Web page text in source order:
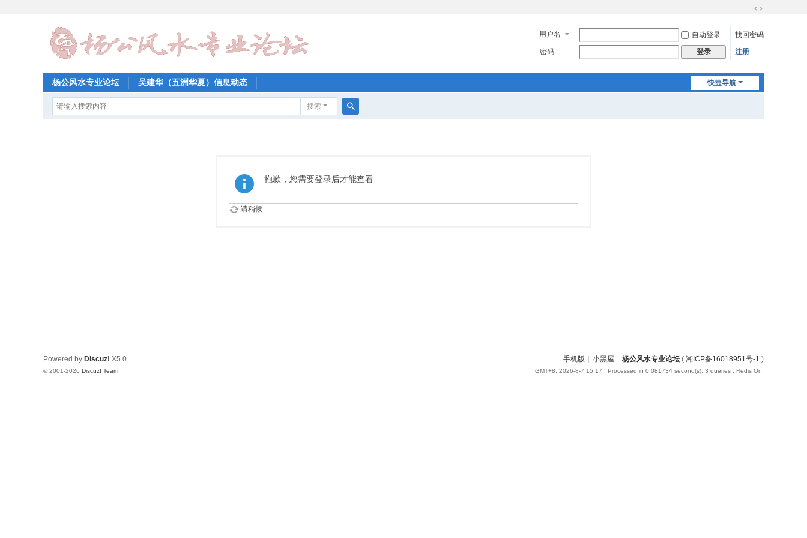
换
到
用户名 自动登录
找回密码
密码
登录 注册
快捷导航
杨公风水专业论坛 吴建华（五洲华夏）信息动态
搜索
抱歉，您需要登录后才能查看
请稍候……
手机版 小黑屋 杨公风水专业论坛 ( 湘ICP备16018951号-1 )
GMT+8, 2026-8-7 15:17 , Processed in 0.081734 second(s), 3 queries , Redis On.
Powered by Discuz! X5.0
© 2001-2026 Discuz! Team